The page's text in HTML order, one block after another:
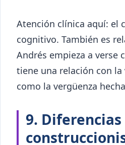
Atención clínica aquí: el
cognitivo. También es
Andrés empieza a verse
tiene una relación con la
como la vergüenza
9. Diferencias